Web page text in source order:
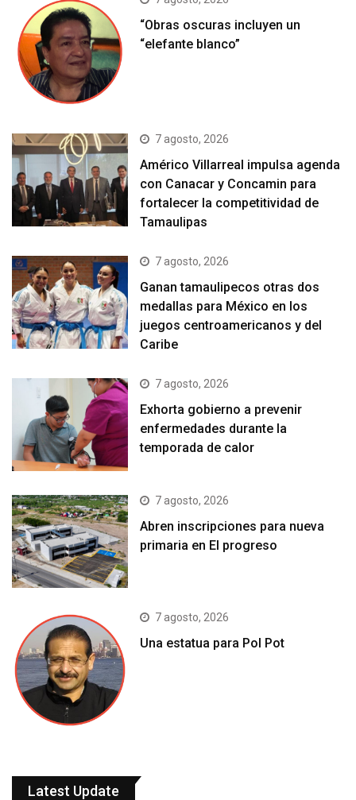
“Obras oscuras incluyen un
“elefante blanco”
7 agosto, 2026
Américo Villarreal impulsa agenda
con Canacar y Concamin para
fortalecer la competitividad de
Tamaulipas
7 agosto, 2026
Ganan tamaulipecos otras dos
medallas para México en los
juegos centroamericanos y del
Caribe
7 agosto, 2026
Exhorta gobierno a prevenir
enfermedades durante la
temporada de calor
7 agosto, 2026
Abren inscripciones para nueva
primaria en El progreso
7 agosto, 2026
Una estatua para Pol Pot
Latest Update